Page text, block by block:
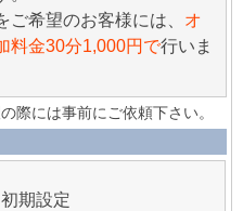
希望のお客様には、 オ
料金30分1,000円で行いま
際には事前にご依頼下さい。
期設定